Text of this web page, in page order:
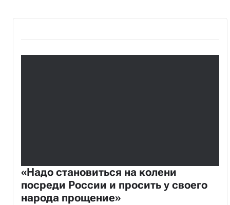
«Надо становиться на колени
посреди России и просить у своего
народа прощение»